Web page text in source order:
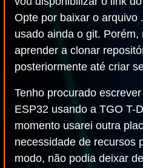
Opte por baixar o arquivo
usado ainda o git. Porém,
aprender a clonar
posteriormente até criar
Tenho procurado
ESP32 usando a TGO T-
momento usarei outra
necessidade de recursos
modo, não podia deixar